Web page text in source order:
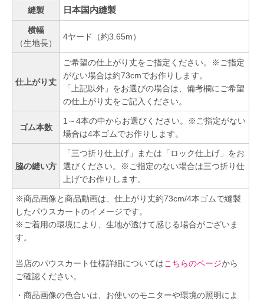
縫製 日本国内縫製
横幅
（生地長）
4ヤード（約3.65m）
仕上がり丈
ご希望の仕上がり丈をご指定ください。※ご指定
がない場合は約73cmでお作りします。
「上記以外」をお選びの場合は、備考欄にご希望
の仕上がり丈をご記入ください。
ゴム本数
1～4本の中からお選びください。※ご指定がない
場合は4本ゴムでお作りします。
脇の縫い方
「三つ折り仕上げ」または「ロック仕上げ」をお
選びください。※ご指定のない場合は三つ折り仕
上げでお作りします。
※商品画像と商品動画は、仕上がり丈約73cm/4本ゴムで縫製
したパウスカートのイメージです。
※ご着用の環境により、生地が透けて感じる場合がございま
す。
当店のパウスカート仕様詳細についてはこちらのページから
ご確認ください。
・商品画像の色合いは、お使いのモニターや環境の照明によ